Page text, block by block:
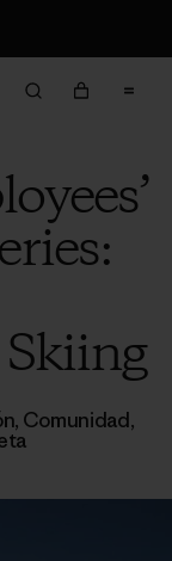
, Comunidad,